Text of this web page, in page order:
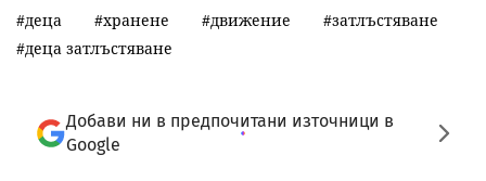
деца хранене движение
затлъстяване
деца затлъстяване
Добави ни в предпочитани източници в
Google